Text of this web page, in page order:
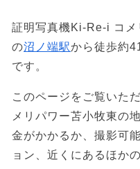
証明写真機Ki-Re-i コメ
の沼ノ端駅から徒歩約
です。
このページをご覧いた
メリパワー苫小牧東の
金がかかるか、撮影可
ョン、近くにあるほか